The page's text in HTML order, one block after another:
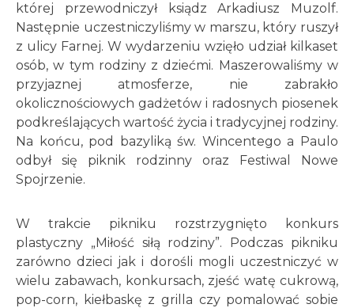
której przewodniczył ksiądz Arkadiusz Muzolf.
Następnie uczestniczyliśmy w marszu, który ruszył
z ulicy Farnej. W wydarzeniu wzięło udział kilkaset
osób, w tym rodziny z dziećmi. Maszerowaliśmy w
przyjaznej atmosferze, nie zabrakło
okolicznościowych gadżetów i radosnych piosenek
podkreślających wartość życia i tradycyjnej rodziny.
Na końcu, pod bazyliką św. Wincentego a Paulo
odbył się piknik rodzinny oraz Festiwal Nowe
Spojrzenie.
W trakcie pikniku rozstrzygnięto konkurs
plastyczny „Miłość siłą rodziny”. Podczas pikniku
zarówno dzieci jak i dorośli mogli uczestniczyć w
wielu zabawach, konkursach, zjeść watę cukrową,
pop-corn, kiełbaskę z grilla czy pomalować sobie